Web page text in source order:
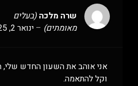
שרה מלכה (בעלים
מאומתים) – ינואר 2, 2025
אני אוהב את השעון החדש שלי,
וקל להתאמה.